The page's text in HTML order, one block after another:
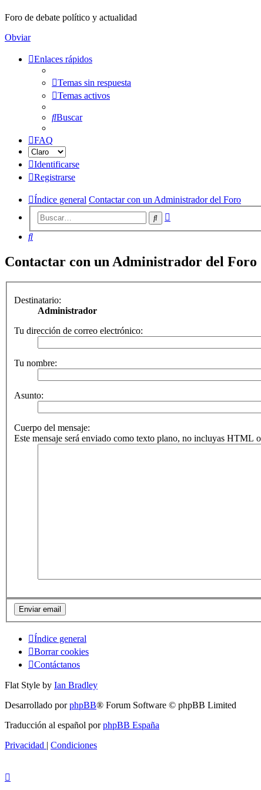
Foro de debate político y actualidad
Obviar
Enlaces rápidos
Temas sin respuesta
Temas activos
Buscar
FAQ
Identificarse
Registrarse
Índice general Contactar con un Administrador del Foro
Buscar
Buscar
Contactar con un Administrador del Foro
Destinatario:
Administrador
Tu dirección de correo electrónico:
Tu nombre:
Asunto:
Cuerpo del mensaje:
Este mensaje será enviado como texto plano, no incluyas
Índice general
Borrar cookies
Contáctanos
Flat Style by Ian Bradley
Desarrollado porphpBB® Forum Software © phpBB Limited
Traducción al español porphpBB España
Privacidad | Condiciones